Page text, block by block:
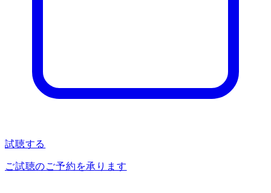
試聴する
ご試聴のご予約を承ります